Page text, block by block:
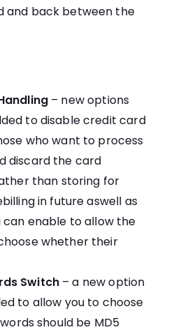
and back between the
– new options
to disable credit card
who want to process
discard the card
than storing for
in future aswell as
can enable to allow the
whether their
Switch – a new option
to allow you to choose
should be MD5